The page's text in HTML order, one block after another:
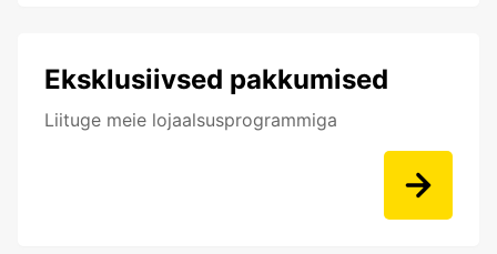
Eksklusiivsed pakkumised
Liituge meie lojaalsusprogrammiga